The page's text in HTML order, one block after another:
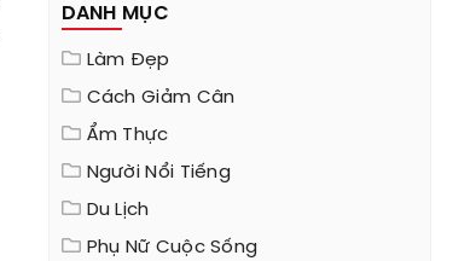
DANH MỤC
Làm Đẹp
Cách Giảm Cân
Ẩm Thực
Người Nổi Tiếng
Du Lịch
Phụ Nữ Cuộc Sống